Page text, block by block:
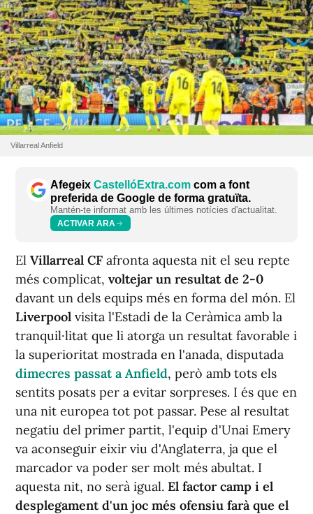
Villarreal Anfield
Afegeix CastellóExtra.com com a font
preferida de Google de forma gratuïta.
Mantén-te informat amb les últimes notícies d'actualitat.
ACTIVAR ARA
El Villarreal CF afronta aquesta nit el seu repte
més complicat, voltejar un resultat de 2-0
davant un dels equips més en forma del món. El
Liverpool visita l'Estadi de la Ceràmica amb la
tranquil·litat que li atorga un resultat favorable i
la superioritat mostrada en l'anada, disputada
dimecres passat a Anfield, però amb tots els
sentits posats per a evitar sorpreses. I és que en
una nit europea tot pot passar. Pese al resultat
negatiu del primer partit, l'equip d'Unai Emery
va aconseguir eixir viu d'Anglaterra, ja que el
marcador va poder ser molt més abultat. I
aquesta nit, no serà igual. El factor camp i el
desplegament d'un joc més ofensiu farà que el